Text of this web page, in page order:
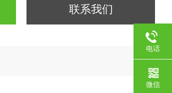
联系我们
电话
微信